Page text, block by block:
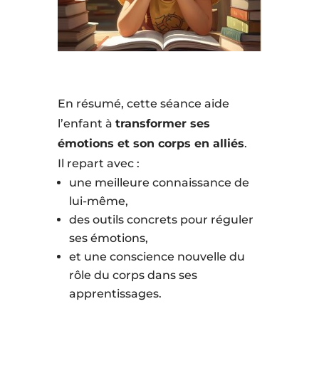
En résumé, cette séance aide
l’enfant à transformer ses
émotions et son corps en alliés.
Il repart avec :
une meilleure connaissance de
lui-même,
des outils concrets pour réguler
ses émotions,
et une conscience nouvelle du
rôle du corps dans ses
apprentissages.